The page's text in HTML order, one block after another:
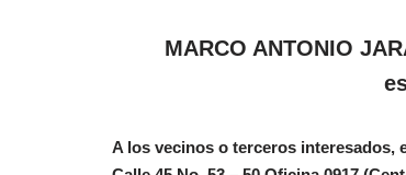
MARCO ANTONIO
A los vecinos o terceros interesados,